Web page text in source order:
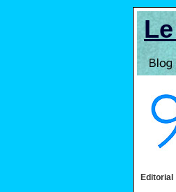
Editorial